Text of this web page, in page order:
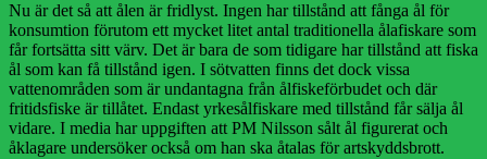
Nu är det så att ålen är fridlyst. Ingen har tillstånd att fånga ål för
konsumtion förutom ett mycket litet antal traditionella ålafiskare som
får fortsätta sitt värv. Det är bara de som tidigare har tillstånd att fiska
ål som kan få tillstånd igen. I sötvatten finns det dock vissa
vattenområden som är undantagna från ålfiskeförbudet och där
fritidsfiske är tillåtet. Endast yrkesålfiskare med tillstånd får sälja ål
vidare. I media har uppgiften att PM Nilsson sålt ål figurerat och
åklagare undersöker också om han ska åtalas för artskyddsbrott.